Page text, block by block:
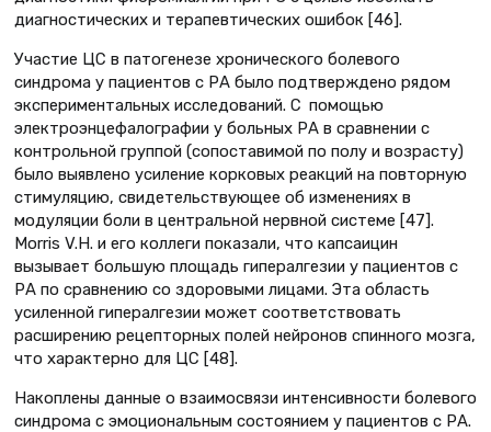
диагностических и терапевтических ошибок [46].
Участие ЦС в патогенезе хронического болевого
синдрома у пациентов с РА было подтверждено рядом
экспериментальных исследований. С помощью
электроэнцефалографии у больных РА в сравнении с
контрольной группой (сопоставимой по полу и возрасту)
было выявлено усиление корковых реакций на повторную
стимуляцию, свидетельствующее об изменениях в
модуляции боли в центральной нервной системе [47].
Morris V.H. и его коллеги показали, что капсаицин
вызывает большую площадь гипералгезии у пациентов с
РА по сравнению со здоровыми лицами. Эта область
усиленной гипералгезии может соответствовать
расширению рецепторных полей нейронов спинного мозга,
что характерно для ЦС [48].
Накоплены данные о взаимосвязи интенсивности болевого
синдрома с эмоциональным состоянием у пациентов с РА.